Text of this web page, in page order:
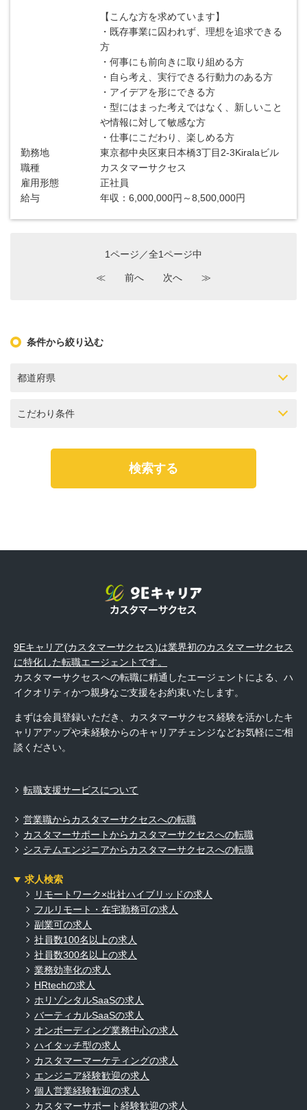
【こんな方を求めています】
・既存事業に囚われず、理想を追求できる
方
・何事にも前向きに取り組める方
・自ら考え、実行できる行動力のある方
・アイデアを形にできる方
・型にはまった考えではなく、新しいこと
や情報に対して敏感な方
・仕事にこだわり、楽しめる方
勤務地
東京都中央区東日本橋3丁目2-3Kiralaビル
職種
カスタマーサクセス
雇用形態
正社員
給与
年収：6,000,000円～8,500,000円
1ページ／全1ページ中
≪ 前へ 次へ ≫
条件から絞り込む
都道府県
こだわり条件
9Eキャリア(カスタマーサクセス)は業界初のカスタマーサクセス
に特化した転職エージェントです。
カスタマーサクセスへの転職に精通したエージェントによる、ハ
イクオリティかつ親身なご支援をお約束いたします。
まずは会員登録いただき、カスタマーサクセス経験を活かしたキ
ャリアアップや未経験からのキャリアチェンジなどお気軽にご相
談ください。
転職支援サービスについて
営業職からカスタマーサクセスへの転職
カスタマーサポートからカスタマーサクセスへの転職
システムエンジニアからカスタマーサクセスへの転職
求人検索
リモートワーク×出社ハイブリッドの求人
フルリモート・在宅勤務可の求人
副業可の求人
社員数100名以上の求人
社員数300名以上の求人
業務効率化の求人
HRtechの求人
ホリゾンタルSaaSの求人
バーティカルSaaSの求人
オンボーディング業務中心の求人
ハイタッチ型の求人
カスタマーマーケティングの求人
エンジニア経験歓迎の求人
個人営業経験歓迎の求人
カスタマーサポート経験歓迎の求人